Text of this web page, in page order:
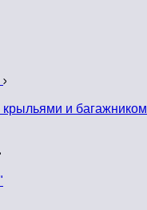
крыльями и багажником